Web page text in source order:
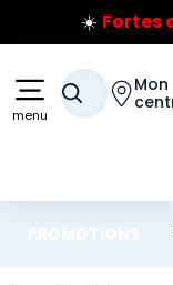
Aller au
Aller à la
☀️ Fortes
Prix
Jusqu'à 120€
menu
Votre
Mon